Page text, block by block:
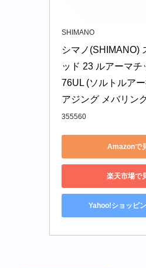
SHIMANO
シマノ(SHIMANO)
ッド 23 ルアーマチ
76UL (ソルトルア
アジング メバリン
355560
Amazonで
楽天市場で
Yahoo!ショッピ